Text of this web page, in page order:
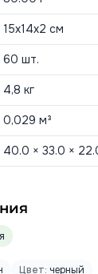
15х14х2 см
60 шт.
4,8 кг
0,029 м³
40.0 × 33.0 ×
Цвет: черный